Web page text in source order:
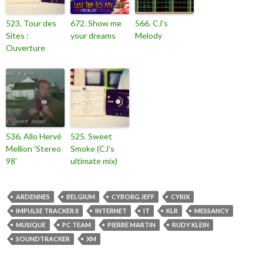
523. Tour des
Sites :
Ouverture
672. Show me
your dreams
566. CJ’s
Melody
536. Allo Hervé
Mellion ‘Stereo
98’
525. Sweet
Smoke (CJ’s
ultimate mix)
ARDENNES BELGIUM CYBORG JEFF
CYRIX
IMPULSE TRACKER II
INTERNET IT KLR
MESSANCY
MUSIQUE
PC TEAM PIERRE MARTIN
RUDY KLEIN
SOUNDTRACKER
XM